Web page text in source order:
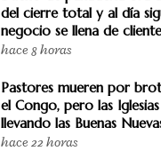
del cierre total y al día
negocio se llena de
hace 8 horas
Pastores mueren por
el Congo, pero las
llevando las Buenas
hace 22 horas